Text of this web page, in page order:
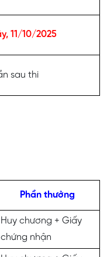
11/10/2025
sau thi
Phần thưởng
Huy chương + Giấy
chứng nhận